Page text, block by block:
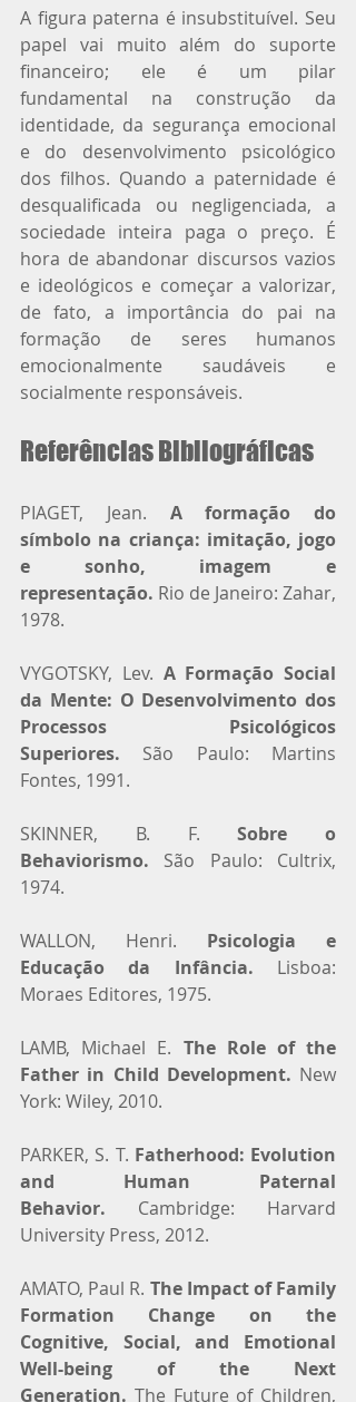
A figura paterna é insubstituível. Seu
papel vai muito além do suporte
financeiro; ele é um pilar
fundamental na construção da
identidade, da segurança emocional
e do desenvolvimento psicológico
dos filhos. Quando a paternidade é
desqualificada ou negligenciada, a
sociedade inteira paga o preço. É
hora de abandonar discursos vazios
e ideológicos e começar a valorizar,
de fato, a importância do pai na
formação de seres humanos
emocionalmente saudáveis e
socialmente responsáveis.
Referências Bibliográficas
PIAGET, Jean. A formação do
símbolo na criança: imitação, jogo
e sonho, imagem e
representação. Rio de Janeiro: Zahar,
1978.
VYGOTSKY, Lev. A Formação Social
da Mente: O Desenvolvimento dos
Processos Psicológicos
Superiores. São Paulo: Martins
Fontes, 1991.
SKINNER, B. F. Sobre o
Behaviorismo. São Paulo: Cultrix,
1974.
WALLON, Henri. Psicologia e
Educação da Infância. Lisboa:
Moraes Editores, 1975.
LAMB, Michael E. The Role of the
Father in Child Development. New
York: Wiley, 2010.
PARKER, S. T. Fatherhood: Evolution
and Human Paternal
Behavior. Cambridge: Harvard
University Press, 2012.
AMATO, Paul R. The Impact of Family
Formation Change on the
Cognitive, Social, and Emotional
Well-being of the Next
Generation. The Future of Children,